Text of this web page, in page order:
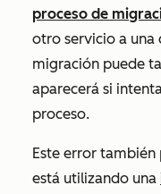
proceso de
otro servicio a una
migración puede
aparecerá si
proceso.
Este error
está utilizando una